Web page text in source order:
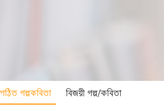
পঠিত গল্পকবিতা বিজয়ী গল্প/কবিতা